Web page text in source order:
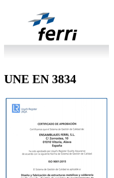
UNE EN 3834